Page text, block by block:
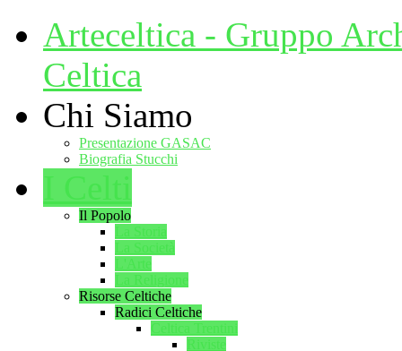
Arteceltica - Gruppo
Celtica
Chi Siamo
Presentazione GASAC
Biografia Stucchi
Il Popolo
Risorse Celtiche
Radici Celtiche